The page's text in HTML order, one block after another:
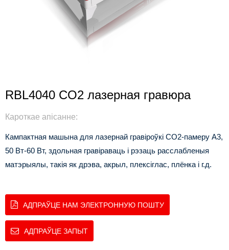
RBL4040 CO2 лазерная гравюра
Кароткае апісанне:
Кампактная машына для лазернай гравіроўкі CO2-памеру A3,
50 Вт-60 Вт, здольная гравіраваць і рэзаць расслабленыя
матэрыялы, такія як дрэва, акрыл, плексіглас, плёнка і г.д.
АДПРАЎЦЕ НАМ ЭЛЕКТРОННУЮ ПОШТУ
АДПРАЎЦЕ ЗАПЫТ